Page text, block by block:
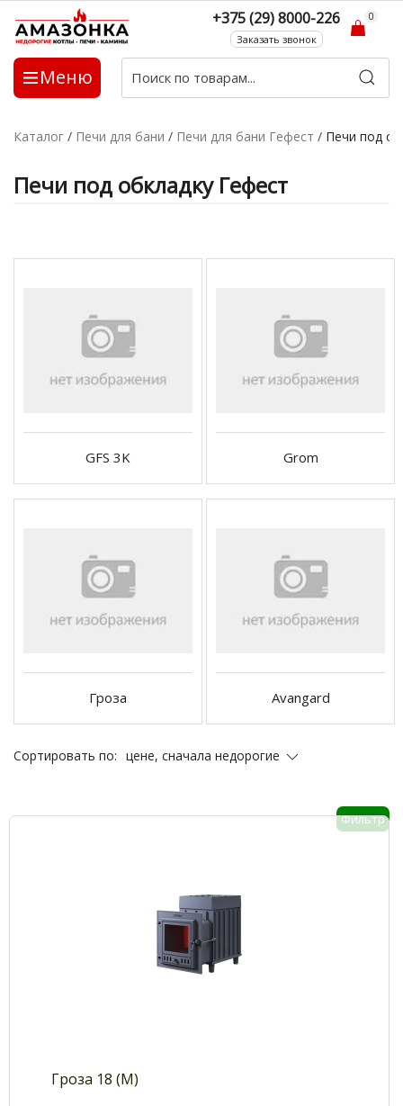
Меню
+375 (29) 8000-226
Заказать звонок
0
Каталог / Печи для бани / Печи для бани Гефест / Печи под
Печи под обкладку Гефест
GFS 3K Grom
Гроза Avangard
Сортировать по: цене, сначала недорогие
Фильтр
Гроза 18 (М)